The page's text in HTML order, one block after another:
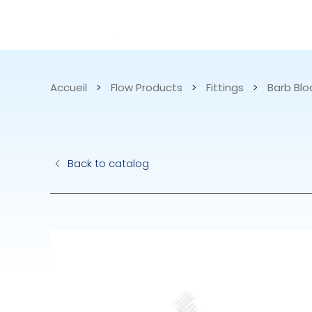
Accueil > Flow Products > Fittings > Barb
Back to catalog